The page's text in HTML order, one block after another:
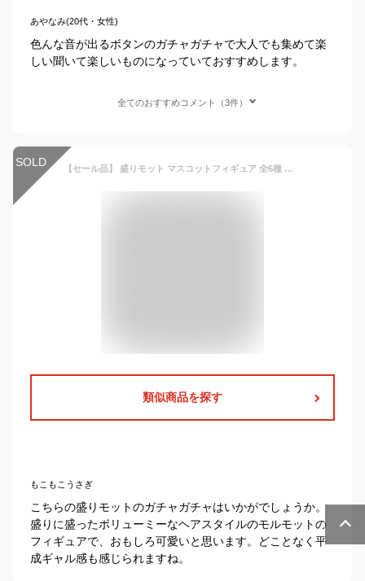
あやなみ(20代・女性)
色んな音が出るボタンのガチャガチャで大人でも集めて楽
しい聞いて楽しいものになっていておすすめします。
全てのおすすめコメント（3件）
SOLD 【セール品】 盛りモット マスコットフィギュア 全6種 セット ガチャガチャ カプセル・ミニブック付き コンプリート 新品 即納 かわいい おもしろグッズ プレゼント 景品 フルコンプ ガシャ カプセルトイ
類似商品を探す
もこもこうさぎ
こちらの盛りモットのガチャガチャはいかがでしょうか。
盛りに盛ったボリューミーなヘアスタイルのモルモットの
フィギュアで、おもしろ可愛いと思います。どことなく平
成ギャル感も感じられますね。